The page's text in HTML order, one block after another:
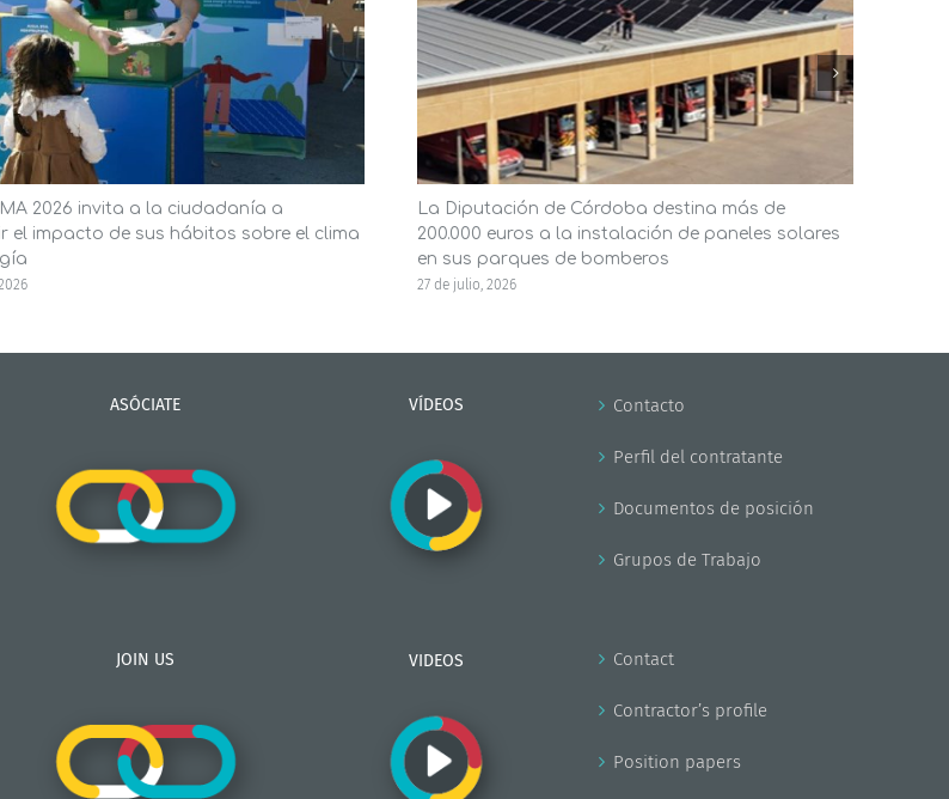
2026 invita a la ciudadanía a
el impacto de sus hábitos sobre el clima
La Diputación de Córdoba destina más de
200.000 euros a la instalación de paneles solares
en sus parques de bomberos
27 de julio, 2026
ASÓCIATE
JOIN US
VÍDEOS
VIDEOS
Contacto
Perfil del contratante
Documentos de posición
Grupos de Trabajo
Contact
Contractor’s profile
Position papers